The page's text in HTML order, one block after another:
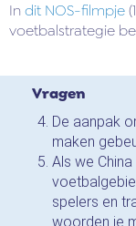
In dit NOS-filmpje
voetbalstrategie
Vragen
De aanpak
maken
Als we
spelers en
woorden je